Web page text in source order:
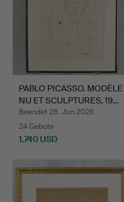
PABLO PICASSO. MODÈLE
NU ET SCULPTURES, 19…
Beendet 28. Jun 2026
24 Gebote
1.740 USD